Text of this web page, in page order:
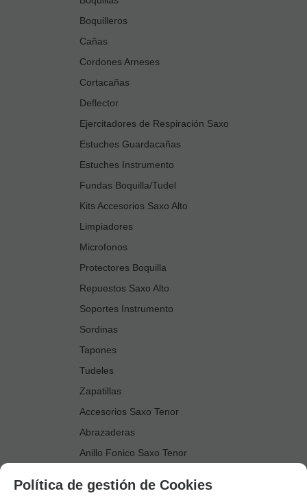
Boquilleros
Cañas
Cordones Arneses
Cortacañas
Deflector
Ejercitadores de Respiración Saxo
Estuches Guardacañas
Estuches Instrumento
Fundas Boquilla/Tudel
Kits Accesorios Saxo Alto
Limpiadores
Microfonos
Protectores Boquilla
Repuestos Saxo Alto
Soportes Instrumento
Sordinas
Tapones
Tudeles
Zapatillas
Accesorios Saxo Tenor
Abrazaderas
Anillo Fonico Saxo Tenor
Boquillas
Política de gestión de Cookies